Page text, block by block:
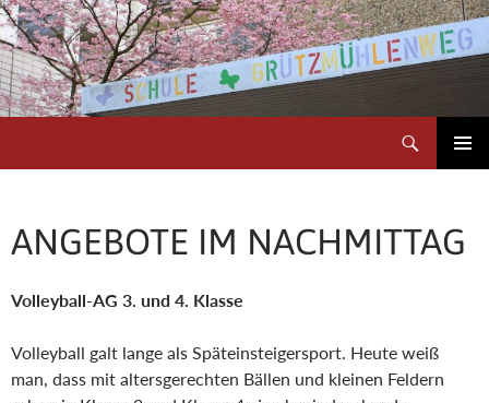
Zum
Inhalt
springen
ANGEBOTE IM NACHMITTAG
Volleyball-AG 3. und 4. Klasse
Volleyball galt lange als Späteinsteigersport. Heute weiß
man, dass mit altersgerechten Bällen und kleinen Feldern